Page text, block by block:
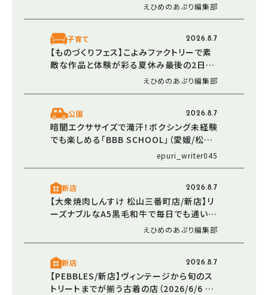
えひめのあぷり編集部
子育て 2026.8.7
【ものづくりフェス】こよみファクトリーで素
敵な作品と体験が彩る夏休み最後の2日間
えひめのあぷり編集部
公園 2026.8.7
暗闇エクササイズで滝汗！ボクシング未経験
でも楽しめる「BBB SCHOOL」（愛媛/松山
epuri_writer045
新店 2026.8.7
【大衆焼肉しんすけ 松山三番町店/新店】リ
ーズナブルなA5黒毛和牛で毎日でも通いた
くなる焼肉店オープン（2026/5/16 愛媛/松
えひめのあぷり編集部
新店 2026.8.7
【PEBBLES/新店】ヴィンテージから旬のス
トリートまでが揃う古着の店（2026/6/6 愛